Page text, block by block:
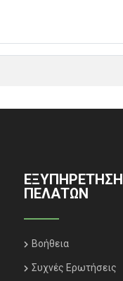
ΕΞΥΠΗΡΈΤΗΣΗ
ΠΕΛΑΤΏΝ
Βοήθεια
Συχνές Ερωτήσεις